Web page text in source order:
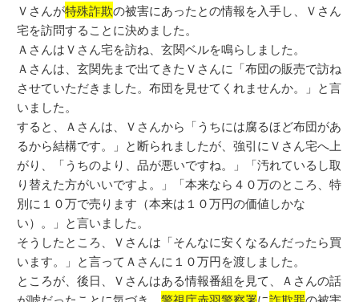
Ｖさんが特殊詐欺の被害にあったとの情報を入手し、Ｖさん
宅を訪問することに決めました。
ＡさんはＶさん宅を訪ね、玄関ベルを鳴らしました。
Ａさんは、玄関先まで出てきたＶさんに「布団の販売で訪ね
させていただきました。布団を見せてくれませんか。」と言
いました。
すると、Ａさんは、Ｖさんから「うちには腐るほど布団があ
るから結構です。」と断られましたが、強引にＶさん宅へ上
がり、「うちのより、品が悪いですね。」「汚れているし取
り替えた方がいいですよ。」「本来なら４０万のところ、特
別に１０万で売ります（本来は１０万円の価値しかな
い）。」と言いました。
そうしたところ、Ｖさんは「そんなに安くなるんだったら買
います。」と言ってＡさんに１０万円を渡しました。
ところが、後日、Ｖさんはある情報番組を見て、Ａさんの話